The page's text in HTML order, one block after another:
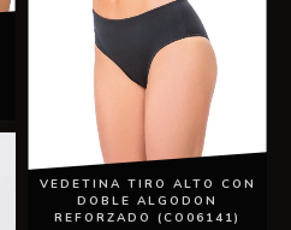
VEDETINA TIRO ALTO CON
DOBLE ALGODON
REFORZADO (CO06141)